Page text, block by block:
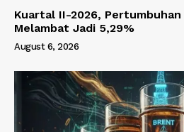
Kuartal II-2026,
Melambat Jadi 5,29%
August 6, 2026